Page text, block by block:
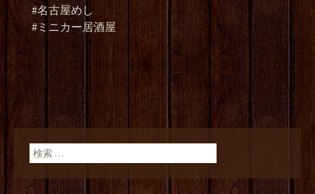
#名古屋めし
#ミニカー居酒屋
検索: